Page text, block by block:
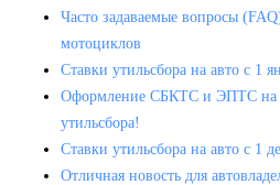
Часто задаваемые вопросы
мотоциклов
Ставки утильсбора на авто с 1
Оформление СБКТС и ЭПТС на
утильсбора!
Ставки утильсбора на авто с 1
Отличная новость для